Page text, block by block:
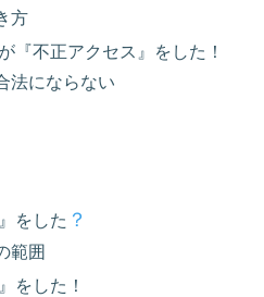
方
不正アクセス』をした！
法にならない
をした ？
範囲
をした！